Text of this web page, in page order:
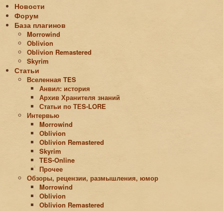
Новости
Форум
База плагинов
Morrowind
Oblivion
Oblivion Remastered
Skyrim
Статьи
Вселенная TES
Анвил: история
Архив Хранителя знаний
Статьи по ТЕS-LORE
Интервью
Morrowind
Oblivion
Oblivion Remastered
Skyrim
TES-Online
Прочее
Обзоры, рецензии, размышления, юмор
Morrowind
Oblivion
Oblivion Remastered